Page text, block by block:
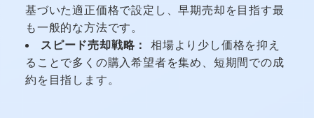
基づいた適正価格で設定し、早期売却を目指す最
も一般的な方法です。
スピード売却戦略：
相場より少し価格を抑え
ることで多くの購入希望者を集め、短期間での成
約を目指します。